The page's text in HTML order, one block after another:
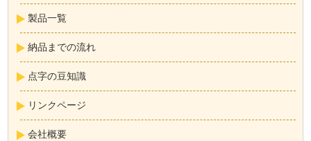
製品一覧
納品までの流れ
点字の豆知識
リンクページ
会社概要